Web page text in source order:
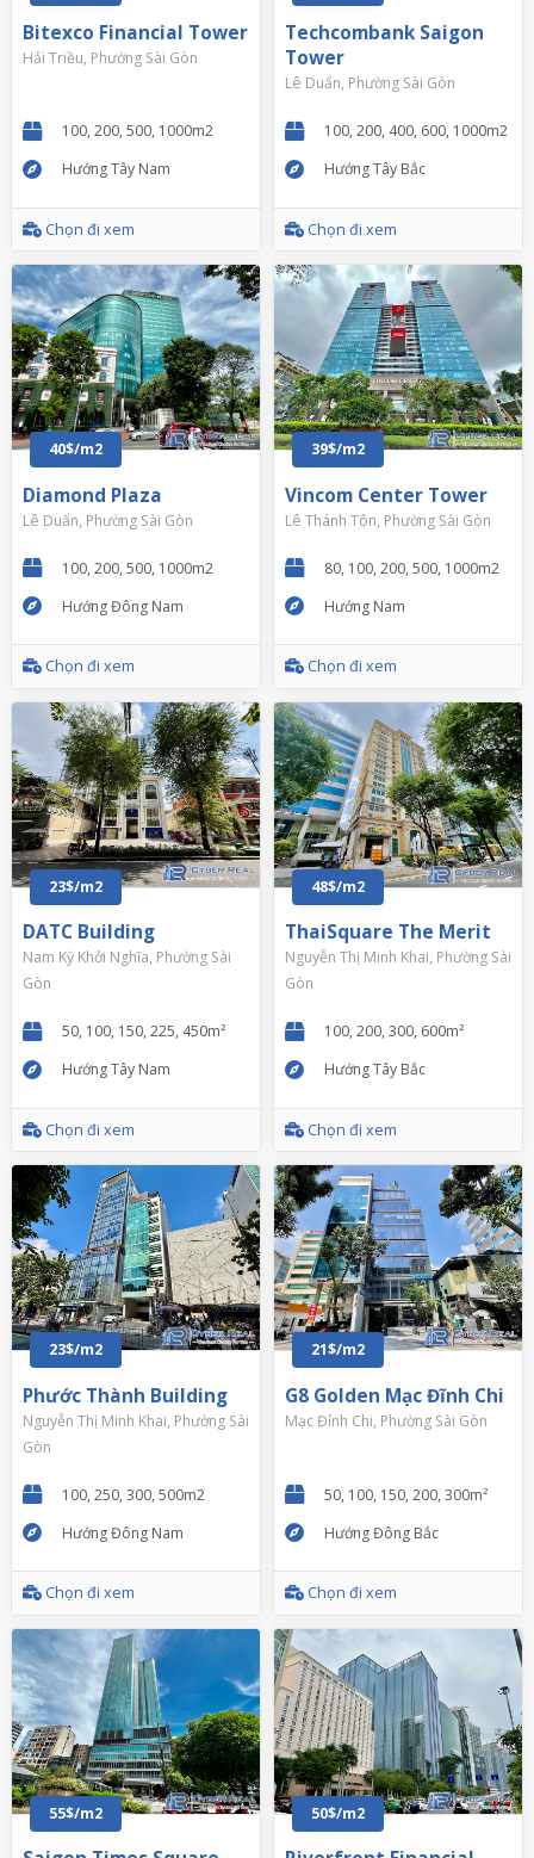
Bitexco Financial Tower
Hải Triều, Phường Sài Gòn
100, 200, 500, 1000m2
Hướng Tây Nam
Chọn đi xem
Techcombank Saigon
Tower
Lê Duẩn, Phường Sài Gòn
100, 200, 400, 600, 1000m2
Hướng Tây Bắc
Chọn đi xem
40$/m2
Diamond Plaza
Lê Duẩn, Phường Sài Gòn
100, 200, 500, 1000m2
Hướng Đông Nam
Chọn đi xem
39$/m2
Vincom Center Tower
Lê Thánh Tôn, Phường Sài Gòn
80, 100, 200, 500, 1000m2
Hướng Nam
Chọn đi xem
23$/m2
DATC Building
Nam Kỳ Khởi Nghĩa, Phường Sài
Gòn
50, 100, 150, 225, 450m²
Hướng Tây Nam
Chọn đi xem
48$/m2
ThaiSquare The Merit
Nguyễn Thị Minh Khai, Phường Sài
Gòn
100, 200, 300, 600m²
Hướng Tây Bắc
Chọn đi xem
23$/m2
Phước Thành Building
Nguyễn Thị Minh Khai, Phường Sài
Gòn
100, 250, 300, 500m2
Hướng Đông Nam
Chọn đi xem
21$/m2
G8 Golden Mạc Đĩnh Chi
Mạc Đỉnh Chi, Phường Sài Gòn
50, 100, 150, 200, 300m²
Hướng Đông Bắc
Chọn đi xem
55$/m2 50$/m2